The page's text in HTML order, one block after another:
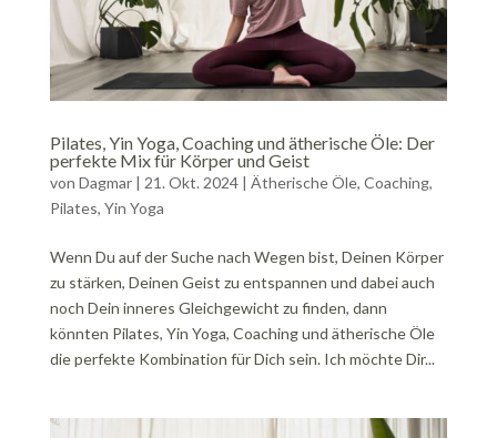
Pilates, Yin Yoga, Coaching und ätherische Öle: Der
perfekte Mix für Körper und Geist
von Dagmar| 21. Okt. 2024| Ätherische Öle, Coaching,
Pilates, Yin Yoga
Wenn Du auf der Suche nach Wegen bist, Deinen Körper
zu stärken, Deinen Geist zu entspannen und dabei auch
noch Dein inneres Gleichgewicht zu finden, dann
könnten Pilates, Yin Yoga, Coaching und ätherische Öle
die perfekte Kombination für Dich sein. Ich möchte Dir...